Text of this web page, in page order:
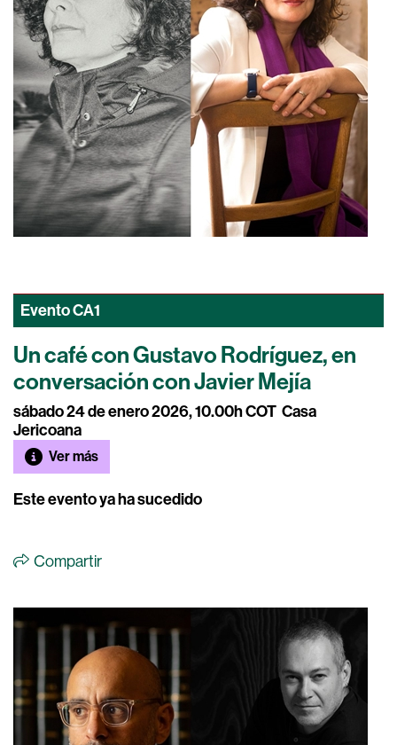
EventoCA1
Un café con Gustavo Rodríguez, en
conversación con Javier Mejía
sábado 24 de enero 2026, 10.00h COT Casa
Jericoana
Ver más
Este evento ya ha sucedido
Compartir